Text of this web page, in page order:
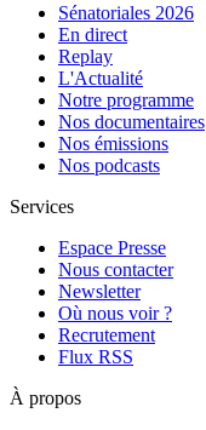
Sénatoriales 2026
En direct
Replay
L'Actualité
Notre programme
Nos documentaires
Nos émissions
Nos podcasts
Services
Espace Presse
Nous contacter
Newsletter
Où nous voir ?
Recrutement
Flux RSS
À propos